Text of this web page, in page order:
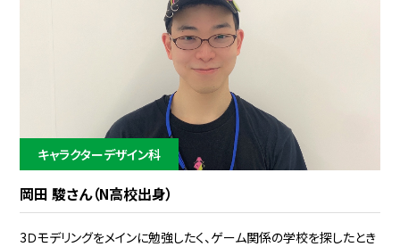
キャラクターデザイン科
岡田 駿さん（N高校出身）
3Ｄモデリングをメインに勉強したく、ゲーム関係の学校を探したとき